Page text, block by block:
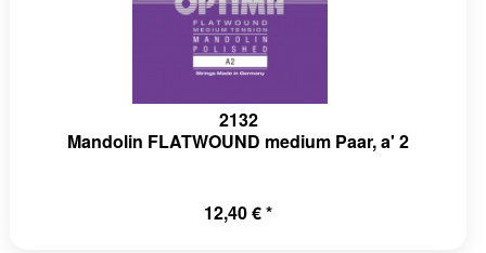
2132
Mandolin FLATWOUND medium Paar, a' 2
12,40 € *